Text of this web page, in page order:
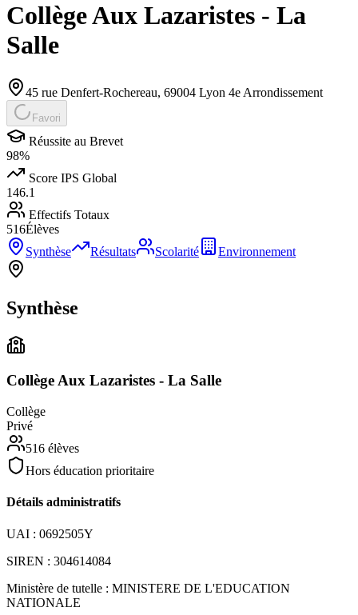
Collège Aux Lazaristes - La
Salle
45 rue Denfert-Rochereau, 69004 Lyon 4e Arrondissement
Favori
Réussite au Brevet
98%
Score IPS Global
146.1
Effectifs Totaux
516Élèves
Synthèse
Résultats Scolarité Environnement
Synthèse
Collège Aux Lazaristes - La Salle
Collège
Privé
516 élèves
Hors éducation prioritaire
Détails administratifs
UAI : 0692505Y
SIREN : 304614084
Ministère de tutelle : MINISTERE DE L'EDUCATION
NATIONALE